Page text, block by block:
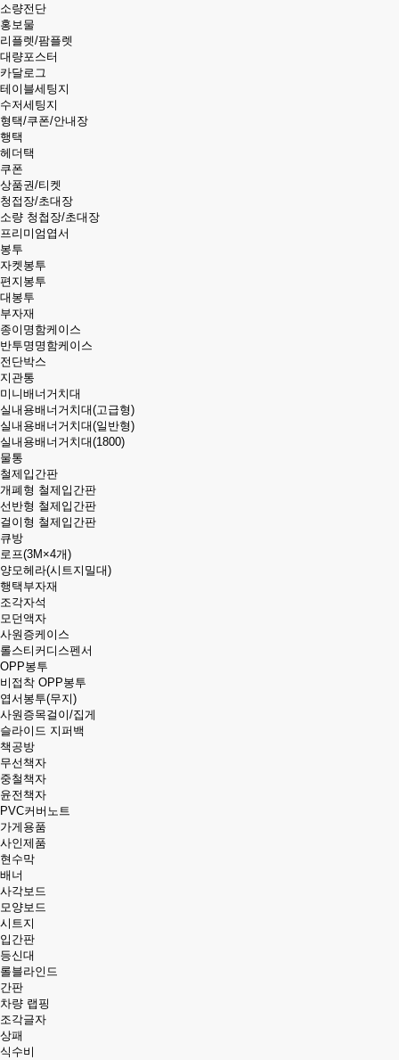
소량전단
홍보물
리플렛/팜플렛
대량포스터
카달로그
테이블세팅지
수저세팅지
형택/쿠폰/안내장
행택
헤더택
쿠폰
상품권/티켓
청접장/초대장
소량 청첩장/초대장
프리미엄엽서
봉투
자켓봉투
편지봉투
대봉투
부자재
종이명함케이스
반투명명함케이스
전단박스
지관통
미니배너거치대
실내용배너거치대(고급형)
실내용배너거치대(일반형)
실내용배너거치대(1800)
물통
철제입간판
개폐형 철제입간판
선반형 철제입간판
걸이형 철제입간판
큐방
로프(3M×4개)
양모헤라(시트지밀대)
행택부자재
조각자석
모던액자
사원증케이스
롤스티커디스펜서
OPP봉투
비접착 OPP봉투
엽서봉투(무지)
사원증목걸이/집게
슬라이드 지퍼백
책공방
무선책자
중철책자
윤전책자
PVC커버노트
가게용품
사인제품
현수막
배너
사각보드
모양보드
시트지
입간판
등신대
롤블라인드
간판
차량 랩핑
조각글자
상패
식수비